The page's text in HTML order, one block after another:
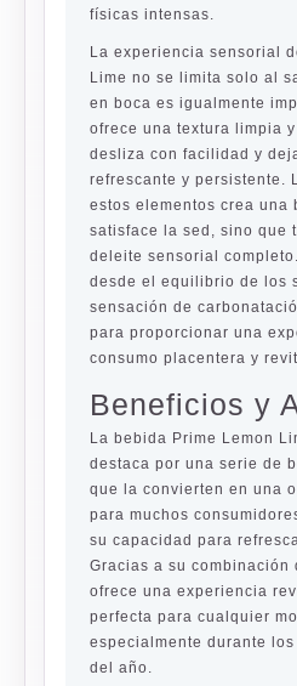
físicas intensas.
La experiencia sensorial
Lime no se limita solo al
en boca es igualmente
ofrece una textura limpia
desliza con facilidad y
refrescante y persistente.
estos elementos crea una
satisface la sed, sino que
deleite sensorial
desde el equilibrio de los
sensación de
para proporcionar una
consumo placentera y
Beneficios y
La bebida Prime Lemon
destaca por una serie de
que la convierten en una
para muchos
su capacidad para
Gracias a su combinación
ofrece una experiencia
perfecta para cualquier
especialmente durante
del año.